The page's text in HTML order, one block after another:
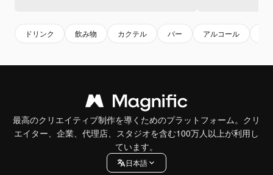
ドリンク 飲み物 カクテル バー アルコール
最高のクリエイティブ制作を導くためのプラットフォーム。クリ
エイター、企業、代理店、スタジオを含む100万人以上が利用し
ています。
日本語